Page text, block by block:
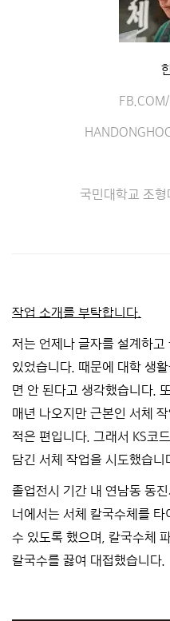
국민대학교 조
작업 소개를 부탁합니다.
저는 언제나 글자를 설계하
있었습니다. 때문에 대학 생
면 안 된다고 생각했습니다.
매년 나오지만 근본인 서체
적은 편입니다. 그래서 KS코
담긴 서체 작업을 시도했습니
졸업전시 기간 내 연남동 동진
너에서는 서체 칼국수체를
수 있도록 했으며, 칼국수체
칼국수를 끓여 대접했습니다.